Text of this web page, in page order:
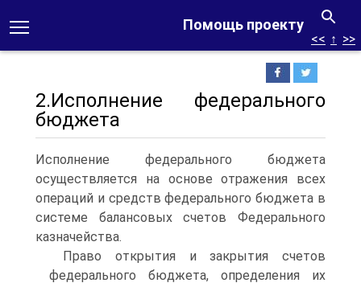
Помощь проекту
<< ↑ >>
2.Исполнение федерального
бюджета
Исполнение федерального бюджета
осуществляется на основе отражения всех
операций и средств федерального бюджета в
системе балансовых счетов Федерального
казначейства.
Право открытия и закрытия счетов
федерального бюджета, определения их